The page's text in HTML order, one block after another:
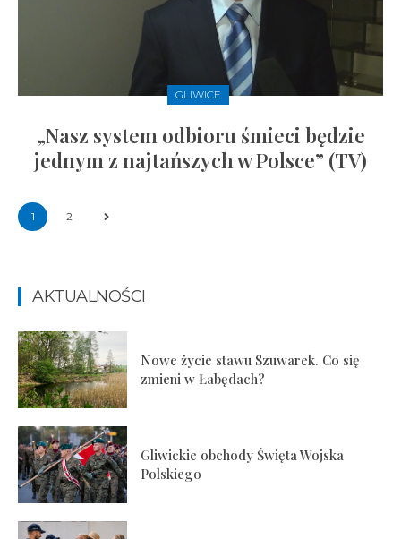
GLIWICE
„Nasz system odbioru śmieci będzie
jednym z najtańszych w Polsce” (TV)
1 2
AKTUALNOŚCI
Nowe życie stawu Szuwarek. Co się
zmieni w Łabędach?
Gliwickie obchody Święta Wojska
Polskiego